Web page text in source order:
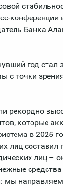
конференции
Банка
год стал
с точки
рекордно
которые
в 2025
лиц составил
лиц –
мы